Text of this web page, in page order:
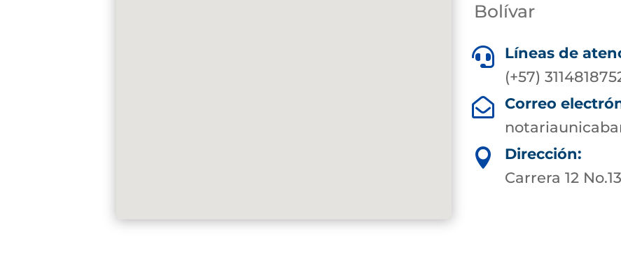
Bolívar

Líneas de
(+57)

Correo

Dirección:
Carrera 12